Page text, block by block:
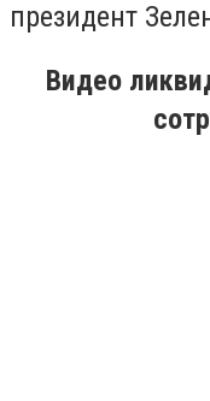
президент
Видео